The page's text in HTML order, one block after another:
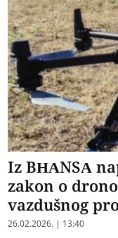
Iz BHANSA
zakon o
vazdušnog
26.02.2026. | 13:40